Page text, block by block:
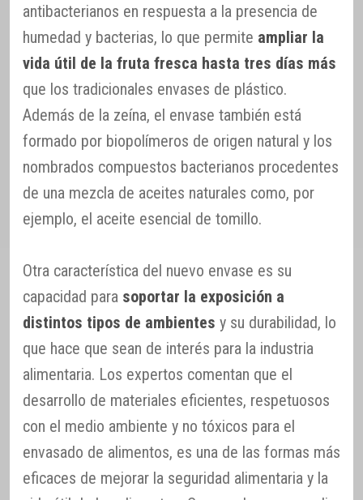
antibacterianos en respuesta a la presencia de
humedad y bacterias, lo que permite ampliar la
vida útil de la fruta fresca hasta tres días más
que los tradicionales envases de plástico.
Además de la zeína, el envase también está
formado por biopolímeros de origen natural y los
nombrados compuestos bacterianos procedentes
de una mezcla de aceites naturales como, por
ejemplo, el aceite esencial de tomillo.
Otra característica del nuevo envase es su
capacidad para soportar la exposición a
distintos tipos de ambientes y su durabilidad, lo
que hace que sean de interés para la industria
alimentaria. Los expertos comentan que el
desarrollo de materiales eficientes, respetuosos
con el medio ambiente y no tóxicos para el
envasado de alimentos, es una de las formas más
eficaces de mejorar la seguridad alimentaria y la